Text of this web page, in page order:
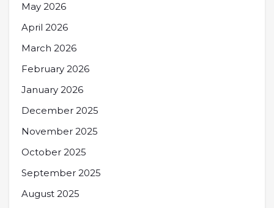
May 2026
April 2026
March 2026
February 2026
January 2026
December 2025
November 2025
October 2025
September 2025
August 2025